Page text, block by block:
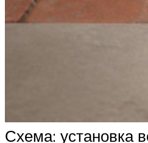
Схема: установка